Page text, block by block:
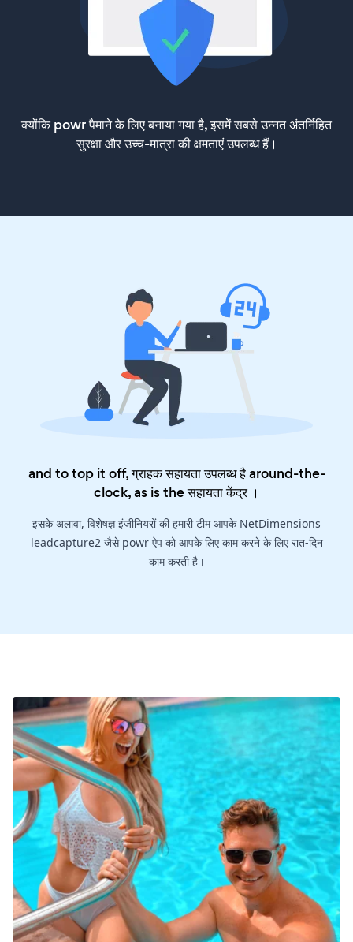
क्योंकि powr पैमाने के लिए बनाया गया है, इसमें सबसे उन्नत अंतर्निहित
सुरक्षा और उच्च-मात्रा की क्षमताएं उपलब्ध हैं।
and to top it off, ग्राहक सहायता उपलब्ध है around-the-
clock, as is theसहायता केंद्र।
इसके अलावा, विशेषज्ञ इंजीनियरों की हमारी टीम आपके NetDimensions
leadcapture2 जैसे powr ऐप को आपके लिए काम करने के लिए रात-दिन
काम करती है।